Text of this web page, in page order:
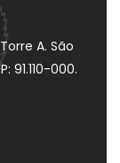
A. São
91.110-000.